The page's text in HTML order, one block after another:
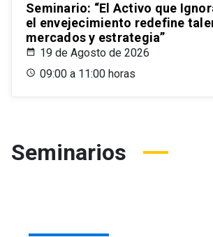
Seminario: “El Activo que
el envejecimiento redefine
mercados y estrategia”
19 de Agosto de 2026
09:00 a 11:00 horas
Seminarios